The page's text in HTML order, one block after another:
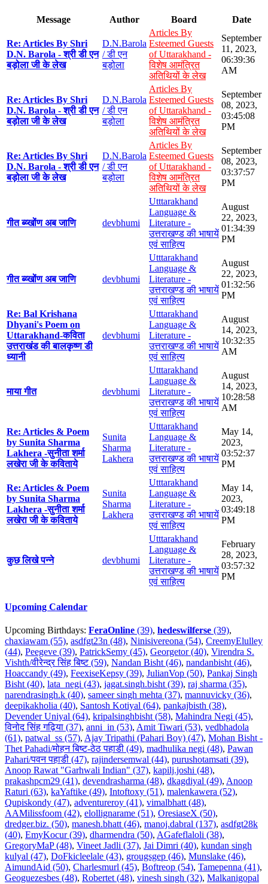
Message Author Board Date
Re: Articles By Shri
D.N. Barola - श्री डी एन
बड़ोला जी के लेख
D.N.Barola
/ डी एन
बड़ोला
Articles By
Esteemed Guests
of Uttarakhand -
विशेष आमंत्रित
अतिथियों के लेख
September
11, 2023,
06:39:36
AM
Re: Articles By Shri
D.N. Barola - श्री डी एन
बड़ोला जी के लेख
D.N.Barola
/ डी एन
बड़ोला
Articles By
Esteemed Guests
of Uttarakhand -
विशेष आमंत्रित
अतिथियों के लेख
September
08, 2023,
03:45:08
PM
Re: Articles By Shri
D.N. Barola - श्री डी एन
बड़ोला जी के लेख
D.N.Barola
/ डी एन
बड़ोला
Articles By
Esteemed Guests
of Uttarakhand -
विशेष आमंत्रित
अतिथियों के लेख
September
08, 2023,
03:37:57
PM
गीत ब्य्खोंण अब जाणि devbhumi
Utttarakhand
Language &
Literature -
उत्तराखण्ड की भाषायें
एवं साहित्य
August
22, 2023,
01:34:39
PM
गीत ब्य्खोंण अब जाणि devbhumi
Utttarakhand
Language &
Literature -
उत्तराखण्ड की भाषायें
एवं साहित्य
August
22, 2023,
01:32:56
PM
Re: Bal Krishana
Dhyani's Poem on
Uttarakhand-कविता
उत्तराखंड की बालकृष्ण डी
ध्यानी
devbhumi
Utttarakhand
Language &
Literature -
उत्तराखण्ड की भाषायें
एवं साहित्य
August
14, 2023,
10:32:35
AM
माया गीत devbhumi
Utttarakhand
Language &
Literature -
उत्तराखण्ड की भाषायें
एवं साहित्य
August
14, 2023,
10:28:58
AM
Re: Articles & Poem
by Sunita Sharma
Lakhera -सुनीता शर्मा
लखेरा जी के कविताये
Sunita
Sharma
Lakhera
Utttarakhand
Language &
Literature -
उत्तराखण्ड की भाषायें
एवं साहित्य
May 14,
2023,
03:52:37
PM
Re: Articles & Poem
by Sunita Sharma
Lakhera -सुनीता शर्मा
लखेरा जी के कविताये
Sunita
Sharma
Lakhera
Utttarakhand
Language &
Literature -
उत्तराखण्ड की भाषायें
एवं साहित्य
May 14,
2023,
03:49:18
PM
कुछ लिखे पन्ने devbhumi
Utttarakhand
Language &
Literature -
उत्तराखण्ड की भाषायें
एवं साहित्य
February
28, 2023,
03:57:32
PM
Upcoming Calendar
Upcoming Birthdays: FeraOnline (39), hedeswilferse (39),
chaxiawam (55), asdfgt23n (48), Ninisivereona (54), CreemyElulley
(44), Peegeve (39), PatrickSemy (45), Georgetor (40), Virendra S.
Vishth/वीरेन्द्र सिंह बिष्ट (59), Nandan Bisht (46), nandanbisht (46),
Hoaccandy (49), FeexiseKepsy (39), JulianVop (50), Pankaj Singh
Bisht (40), lata_negi (43), jagat.singh.bisht (39), raj sharma (35),
narendrasingh.k (40), sameer singh mehta (37), mannuvicky (36),
deepikakholia (40), Santosh Kotiyal (64), pankajbisth (38),
Devender Uniyal (64), kripalsinghbisht (58), Mahindra Negi (45),
विनोद सिंह गढ़िया (37), anni_in (53), Amit Tiwari (53), vedbhadola
(61), patwal_ss (57), Ajay Tripathi (Pahari Boy) (47), Mohan Bisht -
Thet Pahadi/मोहन बिष्ट-ठेठ पहाडी (49), madhulika negi (48), Pawan
Pahari/पवन पहाडी (47), rajindersemwal (44), purushotamsati (39),
Anoop Rawat "Garhwali Indian" (37), kapilj.joshi (48),
prakashpcm29 (41), devendrasharma (48), dkagdiyal (49), Anoop
Raturi (63), kaYaftike (49), Intoftoxy (51), malenkawera (52),
Qupiskondy (47), adventureroy (41), vimalbhatt (48),
AAMilissfoom (42), elollignarame (51), OresiaseX (50),
dredger.biz. (50), manesh.bhatt (46), manoj.dabral (137), asdfgt28k
(40), EmyKocur (39), dharmendra (50), AGafeflaloli (38),
GregoryMaP (48), Vineet Jadli (37), Jai Dimri (40), kundan singh
kulyal (47), DoFkicleelale (43), grougsgep (46), Munslake (46),
AimundAid (50), Charlesmurl (45), Boftreop (54), Tamepenna (41),
Geoguezesbes (48), Robertet (48), vinesh singh (32), Malkanigopal